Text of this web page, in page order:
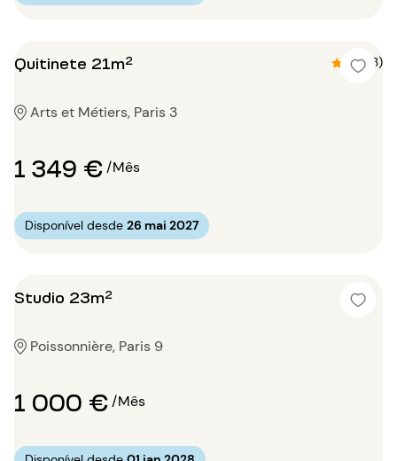
Quitinete 21m² 4.7 (3)
Arts et Métiers, Paris 3
1 349 €/Mês
Disponível desde 26 mai 2027
Studio 23m²
Poissonnière, Paris 9
1 000 €/Mês